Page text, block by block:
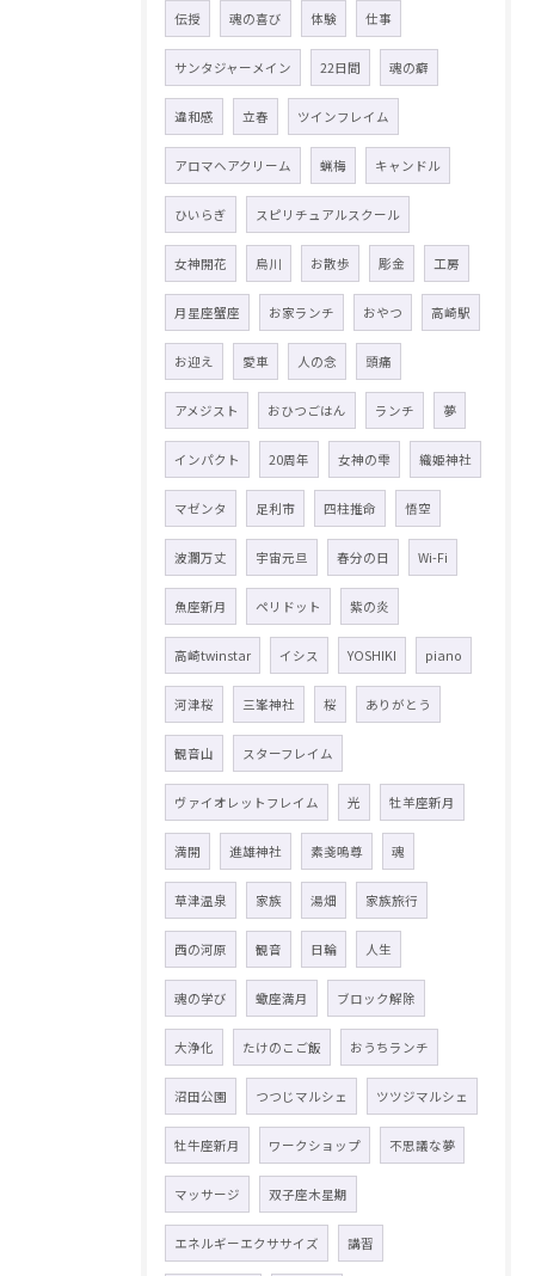
伝授 魂の喜び 体験 仕事
サンタジャーメイン 22日間 魂の癖
違和感 立春 ツインフレイム
アロマヘアクリーム 蝋梅 キャンドル
ひいらぎ スピリチュアルスクール
女神開花 烏川 お散歩 彫金 工房
月星座蟹座 お家ランチ おやつ 高崎駅
お迎え 愛車 人の念 頭痛
アメジスト おひつごはん ランチ 夢
インパクト 20周年 女神の雫 織姫神社
マゼンタ 足利市 四柱推命 悟空
波瀾万丈 宇宙元旦 春分の日 Wi-Fi
魚座新月 ペリドット 紫の炎
高崎twinstar イシス YOSHIKI piano
河津桜 三峯神社 桜 ありがとう
観音山 スターフレイム
ヴァイオレットフレイム 光 牡羊座新月
満開 進雄神社 素戔嗚尊 魂
草津温泉 家族 湯畑 家族旅行
西の河原 観音 日輪 人生
魂の学び 蠍座満月 ブロック解除
大浄化 たけのこご飯 おうちランチ
沼田公園 つつじマルシェ ツツジマルシェ
牡牛座新月 ワークショップ 不思議な夢
マッサージ 双子座木星期
エネルギーエクササイズ 講習